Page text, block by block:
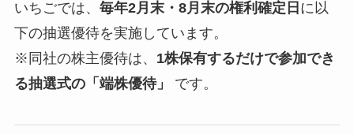
いちごでは、 毎年2月末・8月末の権利確定日 に以
下の抽選優待を実施しています。
※同社の株主優待は、 1株保有するだけで参加でき
る抽選式の「端株優待」
です。